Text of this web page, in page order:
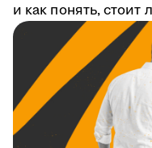
и как понять,